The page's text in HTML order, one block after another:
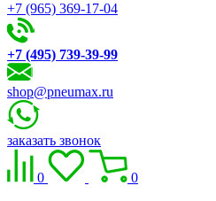
+7 (965) 369-17-04
+7 (495) 739-39-99
shop@pneumax.ru
заказать звонок
0 0